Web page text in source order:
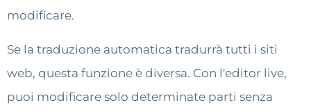
modificare.
Se la traduzione automatica tradurrà tutti i siti
web, questa funzione è diversa. Con l'editor live,
puoi modificare solo determinate parti senza